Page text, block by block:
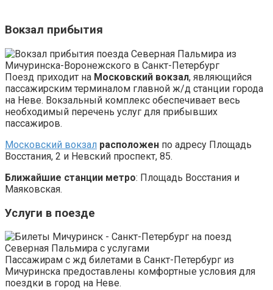
Вокзал прибытия
Поезд приходит на Московский вокзал, являющийся
пассажирским терминалом главной ж/д станции города
на Неве. Вокзальный комплекс обеспечивает весь
необходимый перечень услуг для прибывших
пассажиров.
Московский вокзал расположен по адресу Площадь
Восстания, 2 и Невский проспект, 85.
Ближайшие станции метро: Площадь Восстания и
Маяковская.
Услуги в поезде
Пассажирам с жд билетами в Санкт-Петербург из
Мичуринска предоставлены комфортные условия для
поездки в город на Неве.